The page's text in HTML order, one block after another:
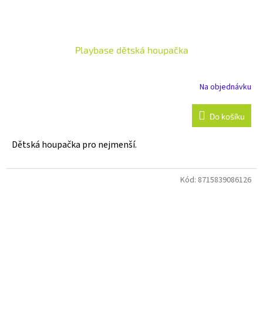
Playbase dětská houpačka
Na objednávku
Do košíku
Dětská houpačka pro nejmenší.
Kód: 8715839086126